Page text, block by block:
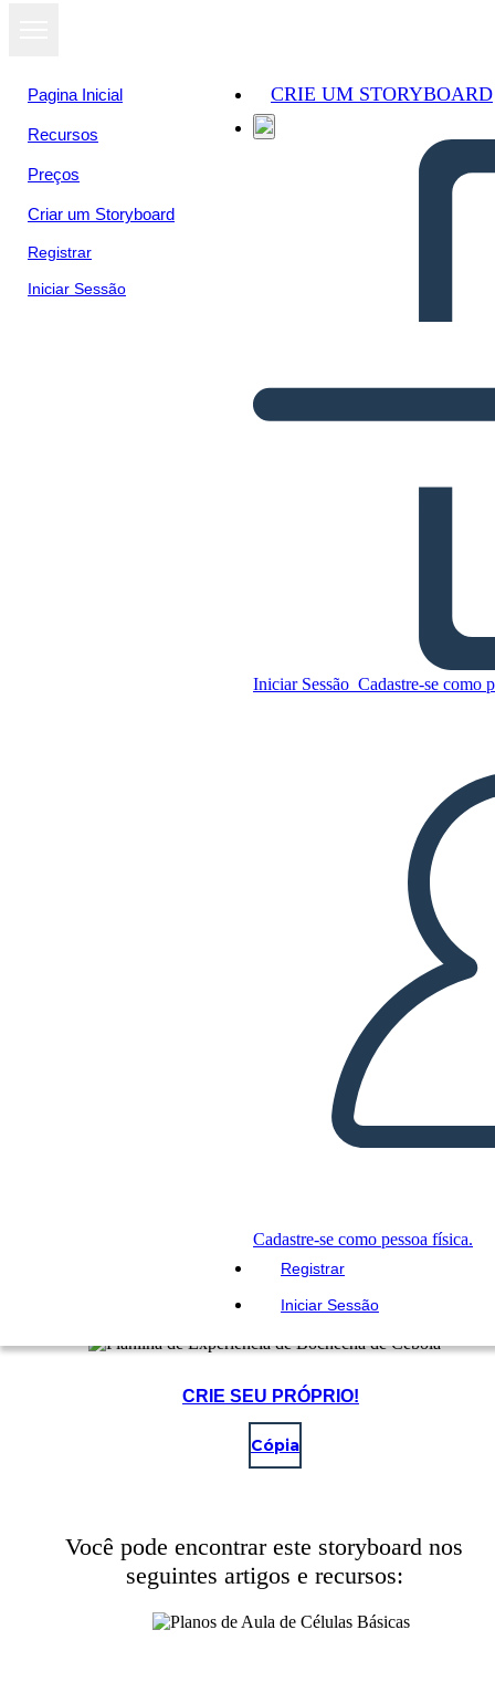
Pagina Inicial
Recursos
Preços
Criar um Storyboard
Registrar
Iniciar Sessão
CRIE UM STORYBOARD
Iniciar Sessão Cadastre-se como
Cadastre-se como pessoa física.
Registrar
Iniciar Sessão
Copie este storyboard
CRIE SEU PRÓPRIO!
Cópia
Você pode encontrar este storyboard nos
seguintes artigos e recursos: